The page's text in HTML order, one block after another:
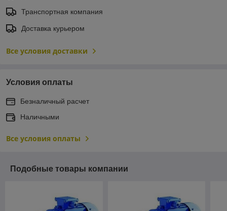
Транспортная компания
Доставка курьером
Все условия доставки
Условия оплаты
Безналичный расчет
Наличными
Все условия оплаты
Подобные товары компании